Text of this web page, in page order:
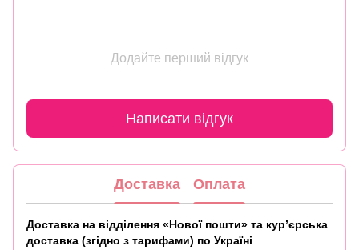
Додайте перший відгук
Написати відгук
Доставка Оплата
Доставка на відділення «Нової пошти» та кур’єрська
доставка (згідно з тарифами) по Україні